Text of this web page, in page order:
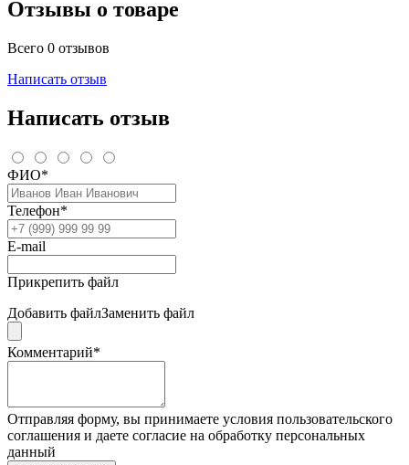
Отзывы о товаре
Всего 0 отзывов
Написать отзыв
Написать отзыв
ФИО*
Телефон*
E-mail
Прикрепить файл
Добавить файлЗаменить файл
Комментарий*
Отправляя форму, вы принимаете условия пользовательского
соглашения и даете согласие на обработку персональных
данный